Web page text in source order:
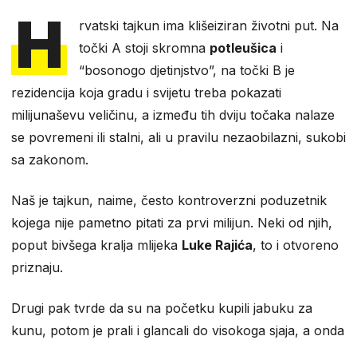
H
rvatski tajkun ima klišeiziran životni put. Na
točki A stoji skromna potleušica i
“bosonogo djetinjstvo”, na točki B je
rezidencija koja gradu i svijetu treba pokazati
milijunaševu veličinu, a između tih dviju točaka nalaze
se povremeni ili stalni, ali u pravilu nezaobilazni, sukobi
sa zakonom.
Naš je tajkun, naime, često kontroverzni poduzetnik
kojega nije pametno pitati za prvi milijun. Neki od njih,
poput bivšega kralja mlijeka Luke Rajića, to i otvoreno
priznaju.
Drugi pak tvrde da su na početku kupili jabuku za
kunu, potom je prali i glancali do visokoga sjaja, a onda